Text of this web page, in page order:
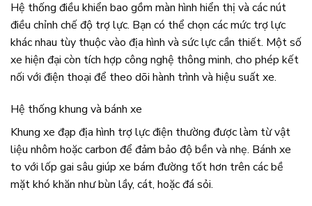
Hệ thống điều khiển bao gồm màn hình hiển thị và các nút
điều chỉnh chế độ trợ lực. Bạn có thể chọn các mức trợ lực
khác nhau tùy thuộc vào địa hình và sức lực cần thiết. Một số
xe hiện đại còn tích hợp công nghệ thông minh, cho phép kết
nối với điện thoại để theo dõi hành trình và hiệu suất xe.
Hệ thống khung và bánh xe
Khung xe đạp địa hình trợ lực điện thường được làm từ vật
liệu nhôm hoặc carbon để đảm bảo độ bền và nhẹ. Bánh xe
to với lốp gai sâu giúp xe bám đường tốt hơn trên các bề
mặt khó khăn như bùn lầy, cát, hoặc đá sỏi.